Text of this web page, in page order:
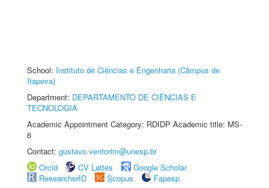
School: Instituto de Ciências e Engenharia (Câmpus de
Itapeva)
Department: DEPARTAMENTO DE CIÊNCIAS E
TECNOLOGIA
Academic Appointment Category: RDIDP Academic title: MS-
6
Contact: gustavo.ventorim@unesp.br
Orcid
CV Lattes
Google Scholar
ResearcherID
Scopus
Fapesp